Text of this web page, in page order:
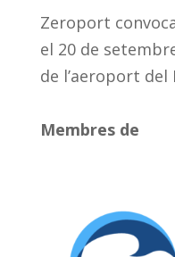
Zeroport
el 20 de
de l’aeroport del
Membres de